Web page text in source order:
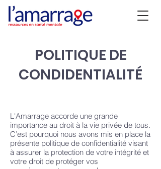
POLITIQUE DE
CONDIDENTIALITÉ
L'Amarrage accorde une grande
importance au droit à la vie privée de tous.
C’est pourquoi nous avons mis en place la
présente politique de confidentialité visant
à assurer la protection de votre intégrité et
votre droit de protéger vos